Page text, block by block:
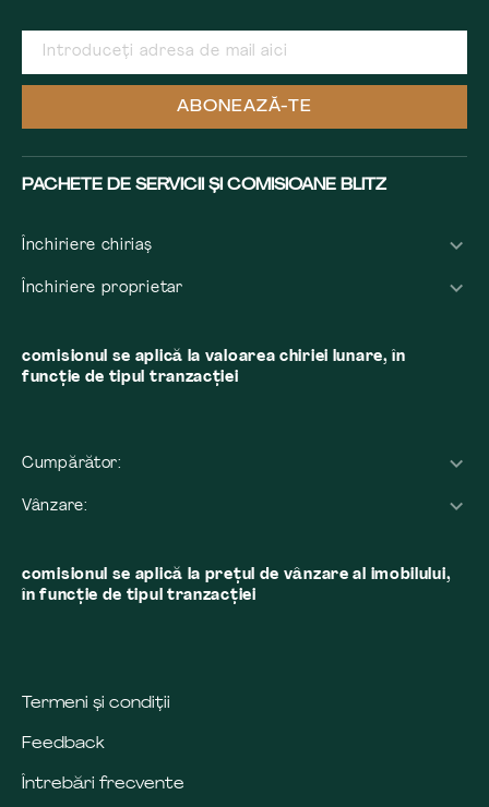
ABONEAZĂ-TE
PACHETE DE SERVICII ȘI COMISIOANE BLITZ
Închiriere chiriaș
Închiriere proprietar
comisionul se aplică la valoarea chiriei lunare, în
funcție de tipul tranzacției
Cumpărător:
Vânzare:
comisionul se aplică la preţul de vânzare al imobilului,
în funcţie de tipul tranzacţiei
Termeni și condiții
Feedback
Întrebări frecvente